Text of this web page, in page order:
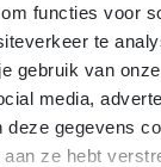
functies voor
te
gebruik van
media,
deze gegevens
ze hebt